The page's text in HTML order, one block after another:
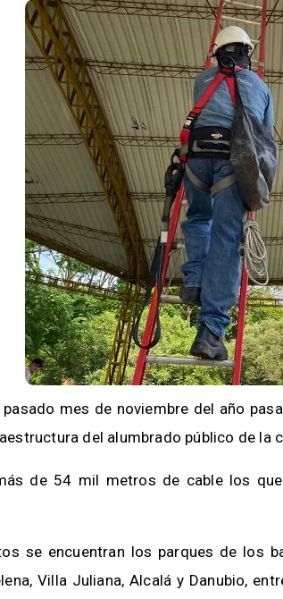
pasado mes de noviembre del año
del alumbrado público de la
de 54 mil metros de cable los
se encuentran los parques de los
Villa Juliana, Alcalá y Danubio,